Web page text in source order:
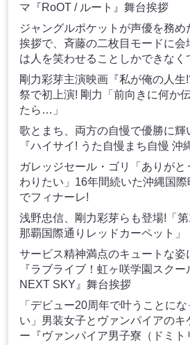
マ『RoOT / ルート』舞台挨拶
ジャングルポケットが声優を務め
挨拶で、斉藤の二枚目モードに会
は人を笑わせることしかできなく
剛力彩芽主演映画『私が俺の人
祭で初上演! 剛力「前向きに何か
たら…」
歌とまち、両方の自慢で優勝に輝
『ハイサイ! うた自慢まち自慢 沖
ガレッジセール・ゴリ「ありが
わりたい」16年間続いた沖縄国
でフィナーレ!
浅野忠信、剛力彩芽らも登場!「
那覇国際通りレッドカーペット」
サービス精神満点のキュートな姿
『ラブライブ！虹ヶ咲学園スク
NEXT SKY』舞台挨拶
「デビュー20周年で叶うことに
い」男装女子とヴァンパイアのキ
ー『ヴァンパイア男子寮（ドミト